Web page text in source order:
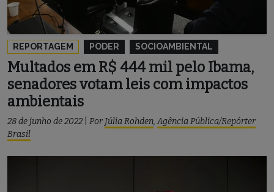
REPORTAGEM PODER SOCIOAMBIENTAL
Multados em R$ 444 mil pelo Ibama,
senadores votam leis com impactos
ambientais
28 de junho de 2022 Por Júlia Rohden,Agência Pública/Repórter
Brasil